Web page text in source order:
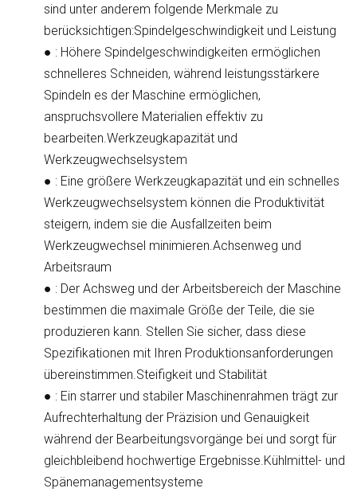
sind unter anderem folgende Merkmale zu
berücksichtigen:Spindelgeschwindigkeit und Leistung
● : Höhere Spindelgeschwindigkeiten ermöglichen
schnelleres Schneiden, während leistungsstärkere
Spindeln es der Maschine ermöglichen,
anspruchsvollere Materialien effektiv zu
bearbeiten.Werkzeugkapazität und
Werkzeugwechselsystem
● : Eine größere Werkzeugkapazität und ein schnelles
Werkzeugwechselsystem können die Produktivität
steigern, indem sie die Ausfallzeiten beim
Werkzeugwechsel minimieren.Achsenweg und
Arbeitsraum
● : Der Achsweg und der Arbeitsbereich der Maschine
bestimmen die maximale Größe der Teile, die sie
produzieren kann. Stellen Sie sicher, dass diese
Spezifikationen mit Ihren Produktionsanforderungen
übereinstimmen.Steifigkeit und Stabilität
● : Ein starrer und stabiler Maschinenrahmen trägt zur
Aufrechterhaltung der Präzision und Genauigkeit
während der Bearbeitungsvorgänge bei und sorgt für
gleichbleibend hochwertige Ergebnisse.Kühlmittel- und
Spänemanagementsysteme